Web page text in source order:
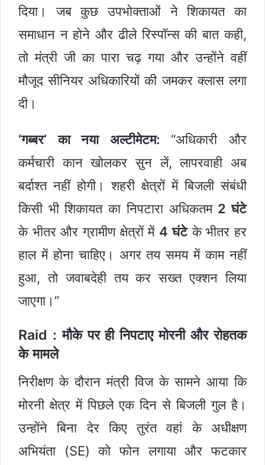
दिया। जब कुछ उपभोक्ताओं ने शिकायत का
समाधान न होने और ढीले रिस्पॉन्स की बात कही,
तो मंत्री जी का पारा चढ़ गया और उन्होंने वहीं
मौजूद सीनियर अधिकारियों की जमकर क्लास लगा
दी।
‘गब्बर’ का नया अल्टीमेटम: “अधिकारी और
कर्मचारी कान खोलकर सुन लें, लापरवाही अब
बर्दाश्त नहीं होगी। शहरी क्षेत्रों में बिजली संबंधी
किसी भी शिकायत का निपटारा अधिकतम 2 घंटे
के भीतर और ग्रामीण क्षेत्रों में 4 घंटेके भीतर हर
हाल में होना चाहिए। अगर तय समय में काम नहीं
हुआ, तो जवाबदेही तय कर सख्त एक्शन लिया
जाएगा।”
Raid : मौके पर ही निपटाए मोरनी और रोहतक
के मामले
निरीक्षण के दौरान मंत्री विज के सामने आया कि
मोरनी क्षेत्र में पिछले एक दिन से बिजली गुल है।
उन्होंने बिना देर किए तुरंत वहां के अधीक्षण
अभियंता (SE) को फोन लगाया और फटकार